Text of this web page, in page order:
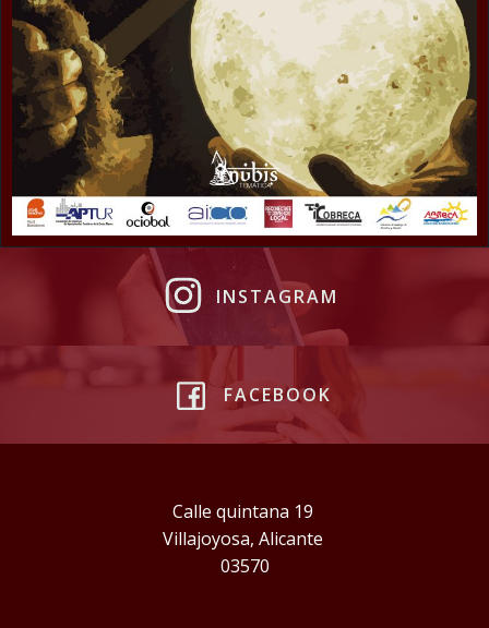
INSTAGRAM
FACEBOOK
Calle quintana 19
Villajoyosa, Alicante
03570